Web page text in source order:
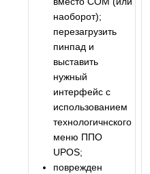
наоборот);
перезагрузить
пинпад и
выставить
нужный
интерфейс с
использованием
технологичнского
меню ППО
UPOS;
поврежден